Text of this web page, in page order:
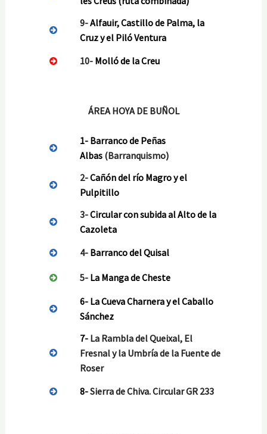
9-Alfauir, Castillo de Palma, la
Cruz y el Piló Ventura
10- Molló de la Creu
ÁREA HOYA DE BUÑOL
1- Barranco de Peñas
Albas (Barranquismo)
2-Cañón del río Magro y el
Pulpitillo
3-Circular con subida al Alto de la
Cazoleta
4- Barranco del Quisal
5- La Manga de Cheste
6- La Cueva Charnera y el Caballo
Sánchez
7- La Rambla del Queixal, El
Fresnal y la Umbría de la Fuente de
Roser
8-Sierra de Chiva. Circular GR 233